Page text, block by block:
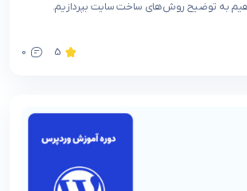
به توضیح روش‌های ساخت سایت بپردازیم.
5
0